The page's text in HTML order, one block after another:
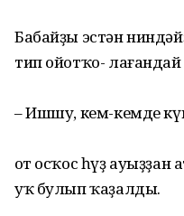
Бабайҙы эстән
тип ойотҡо-
– Ишшу, кем-кемде
Ҡот осҡос һүҙ
уҡ булып ҡаҙалды.